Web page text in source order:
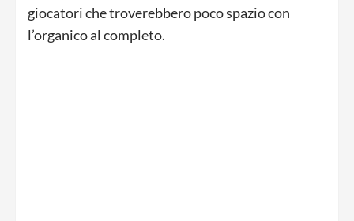
giocatori che troverebbero poco spazio con
l’organico al completo.